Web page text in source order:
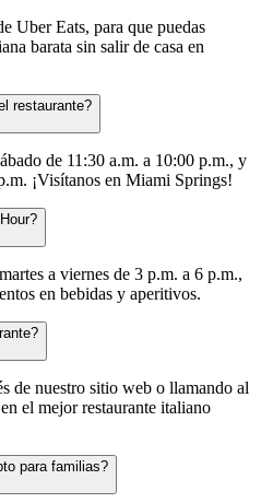
Uber Eats, para que puedas
barata sin salir de casa en
restaurante?
de 11:30 a.m. a 10:00 p.m., y
¡Visítanos en Miami Springs!
a viernes de 3 p.m. a 6 p.m.,
en bebidas y aperitivos.
de nuestro sitio web o llamando al
el mejor restaurante italiano
para familias?